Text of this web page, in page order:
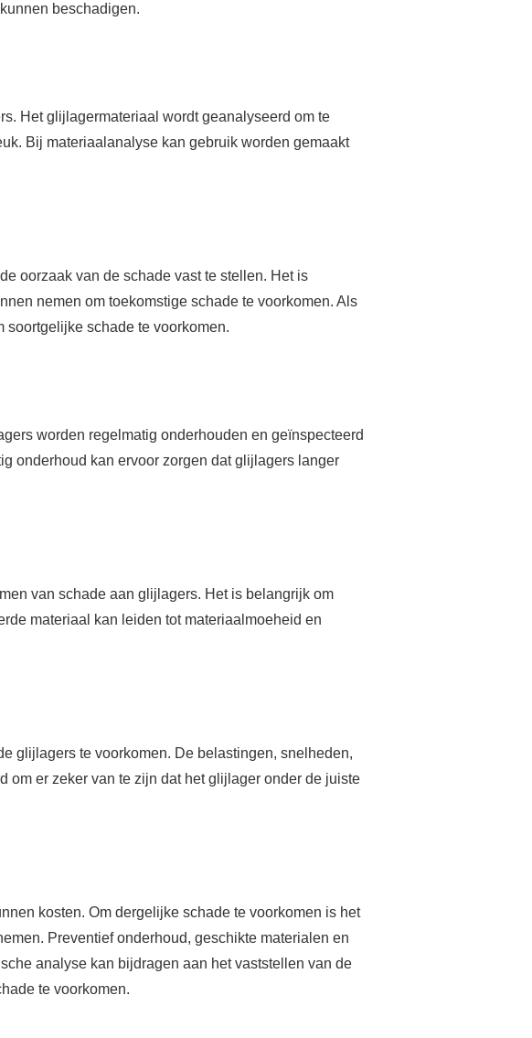
beschadigen.
Het glijlagermateriaal wordt geanalyseerd om te
Bij materiaalanalyse kan gebruik worden gemaakt
oorzaak van de schade vast te stellen. Het is
nemen om toekomstige schade te voorkomen. Als
soortgelijke schade te voorkomen.
worden regelmatig onderhouden en geïnspecteerd
onderhoud kan ervoor zorgen dat glijlagers langer
van schade aan glijlagers. Het is belangrijk om
materiaal kan leiden tot materiaalmoeheid en
glijlagers te voorkomen. De belastingen, snelheden,
om er zeker van te zijn dat het glijlager onder de juiste
kosten. Om dergelijke schade te voorkomen is het
Preventief onderhoud, geschikte materialen en
analyse kan bijdragen aan het vaststellen van de
te voorkomen.